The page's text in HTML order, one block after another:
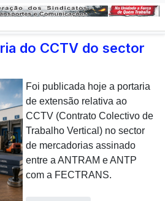
do CCTV do sector
Foi publicada hoje a portaria
de extensão relativa ao
CCTV (Contrato Colectivo de
Trabalho Vertical) no sector
de mercadorias assinado
entre a ANTRAM e ANTP
com a FECTRANS.
dar uma nota de
agradecimento aos
colaboradores da CP que,
todos os dias, enfrentam com
sucesso os desafios
operacionais de manutenção
inerentes a uma frota tão
Call Centers